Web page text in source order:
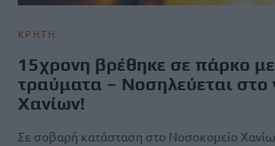
ΚΡΗΤΗ
15χρονη βρέθηκε σε πάρκο
τραύματα – Νοσηλεύεται στο
Χανίων!
Σε σοβαρή κατάσταση στο Νοσοκομείο